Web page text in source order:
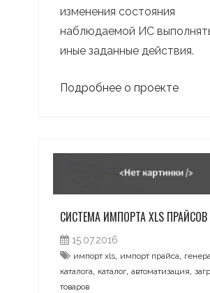
изменения состояния
наблюдаемой ИС
иные заданные действия.
Подробнее о проекте
СИСТЕМА ИМПОРТА XLS ПРАЙСОВ
15.07.2016
импорт xls, импорт прайса,
каталога, каталог, автоматизация,
товаров